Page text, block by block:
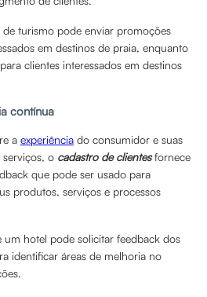
turismo pode enviar promoções
em destinos de praia, enquanto
clientes interessados em destinos
contínua
a experiência do consumidor e suas
o cadastro de clientesfornece
que pode ser usado para
produtos, serviços e processos
hotel pode solicitar feedback dos
identificar áreas de melhoria no